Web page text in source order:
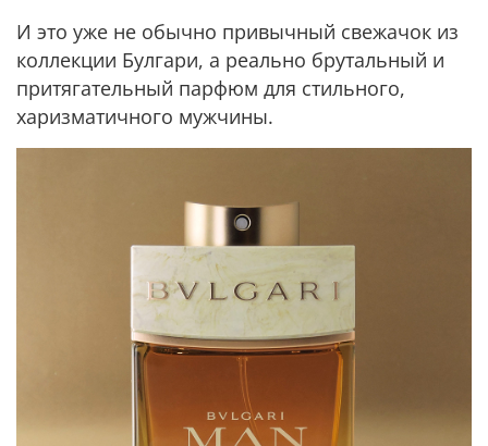
И это уже не обычно привычный свежачок из
коллекции Булгари, а реально брутальный и
притягательный парфюм для стильного,
харизматичного мужчины.